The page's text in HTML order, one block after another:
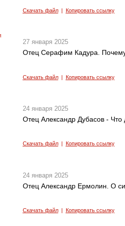
Скачать файл| Копировать ссылку
27 января 2025
Отец Серафим Кадура.
Скачать файл| Копировать ссылку
24 января 2025
Отец Александр Дубасов - Что
Скачать файл| Копировать ссылку
24 января 2025
Отец Александр Ермолин. О
Скачать файл| Копировать ссылку